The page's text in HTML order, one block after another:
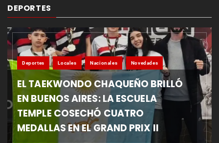
DEPORTES
Deportes Locales Nacionales Novedades
EL TAEKWONDO CHAQUEÑO BRILLÓ
EN BUENOS AIRES: LA ESCUELA
TEMPLE COSECHÓ CUATRO
MEDALLAS EN EL GRAND PRIX II